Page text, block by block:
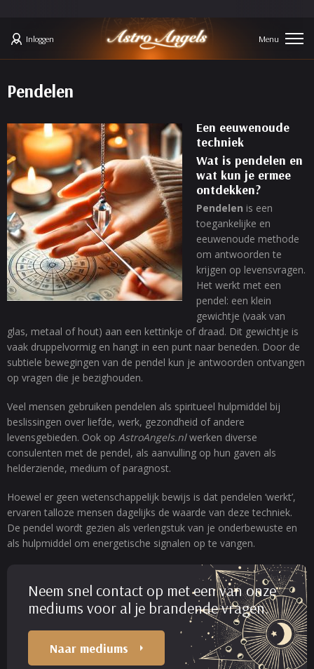
Inloggen
Pendelen
Een eeuwenoude
techniek
Wat is pendelen en
wat kun je ermee
ontdekken?
Pendelen is een
toegankelijke en
eeuwenoude methode
om antwoorden te
krijgen op levensvragen.
Het werkt met een
pendel: een klein
gewichtje (vaak van
glas, metaal of hout) aan een kettinkje of draad. Dit gewichtje is
vaak druppelvormig en hangt in een punt naar beneden. Door de
subtiele bewegingen van de pendel kun je antwoorden ontvangen
op vragen die je bezighouden.
Veel mensen gebruiken pendelen als spiritueel hulpmiddel bij
beslissingen over liefde, werk, gezondheid of andere
levensgebieden. Ook op AstroAngels.nlwerken diverse
consulenten met de pendel, als aanvulling op hun gaven als
helderziende, medium of paragnost.
Hoewel er geen wetenschappelijk bewijs is dat pendelen ‘werkt’,
ervaren talloze mensen dagelijks de waarde van deze techniek.
De pendel wordt gezien als verlengstuk van je onderbewuste en
als hulpmiddel om energetische signalen op te vangen.
Neem snel contact op met een van onze
mediums voor al je brandende vragen.
Naar mediums